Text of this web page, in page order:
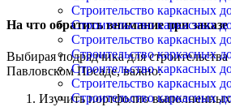
Строительство каркасных
Строительство каркасных
Строительство каркасных
Строительство каркасных
Строительство каркасных
Строительство каркасных
Строительство каркасных
На что обратить внимание при заказе
Выбирая подрядчика для
Павловском Посаде, важно:
Изучить портфолио